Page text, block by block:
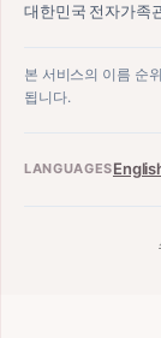
대한민국 전자가족
본 서비스의 이름 순
됩니다.
LANGUAGES